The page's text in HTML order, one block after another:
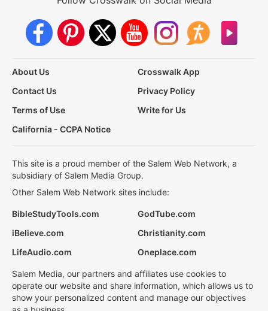
About Us
Crosswalk App
Contact Us
Privacy Policy
Terms of Use
Write for Us
California - CCPA Notice
This site is a proud member of the Salem Web Network, a
subsidiary of Salem Media Group.
Other Salem Web Network sites include:
BibleStudyTools.com
GodTube.com
iBelieve.com
Christianity.com
LifeAudio.com
Oneplace.com
Salem Media, our partners and affiliates use cookies to
operate our website and share information, which allows us to
show your personalized content and manage our objectives